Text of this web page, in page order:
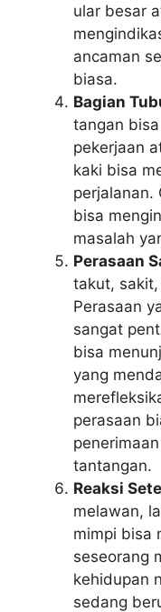
ular besar
ancaman
biasa.
Bagian
tangan
pekerjaan
kaki bisa
perjalanan.
bisa
masalah
Perasaan
takut,
Perasaan
sangat
bisa
yang
perasaan
tantangan.
Reaksi
melawan,
mimpi bisa
seseorang
kehidupan
sedang